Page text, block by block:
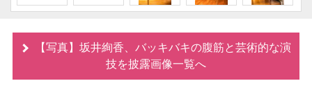
【写真】坂井絢香、バッキバキの腹筋と芸術的な演
技を披露画像一覧へ